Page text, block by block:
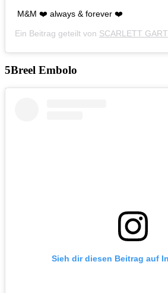
M&M ❤️ always & forever ❤️
Ein Beitrag geteilt von SCARLETT
Breel Embolo
Sieh dir diesen Beitrag auf